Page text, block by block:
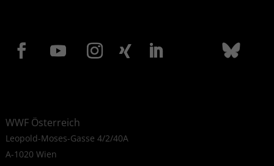
WWF Österreich
Leopold-Moses-Gasse 4/2/40A
A-1020 Wien